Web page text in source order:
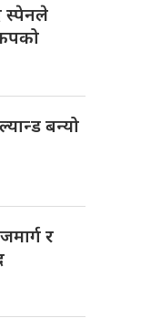
स्पेनले
बन्यो
र